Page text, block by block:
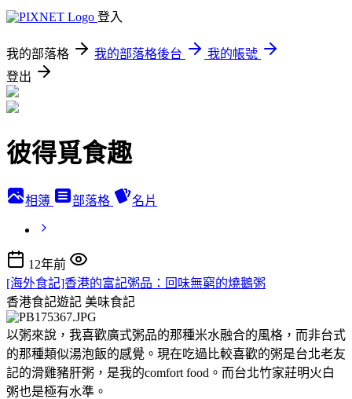
登入
我的部落格 我的部落格後台
我的帳號
登出
彼得覓食趣
相簿 部落格 名片
12年前
[海外食記]香港的富記粥品：回味無窮的燒鵝粥
香港食記遊記 美味食記
以粥來說，我喜歡廣式粥品的那種米水融合的風格，而非台式
的那種類似湯泡飯的感覺。現在吃過比較喜歡的粥是台北老友
記的滑雞豬肝粥，是我的comfort food。而台北竹家莊明火白
粥也是極有水準。